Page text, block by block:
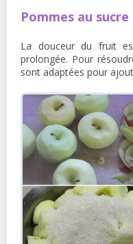
Pommes au sucre
La douceur du fruit
prolongée. Pour
sont adaptées pour